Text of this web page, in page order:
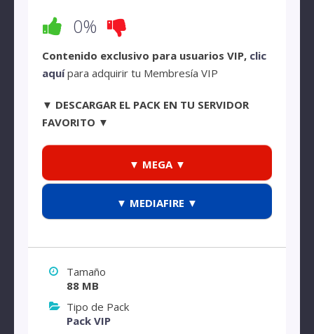
0%
Contenido exclusivo para usuarios VIP, clic
aquípara adquirir tu Membresía VIP
▼ DESCARGAR EL PACK EN TU SERVIDOR
FAVORITO ▼
▼ MEGA ▼
▼ MEDIAFIRE ▼
Tamaño
88 MB
Tipo de Pack
Pack VIP